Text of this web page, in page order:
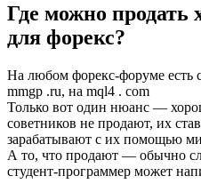
Где можно продать
для форекс?
На любом форекс-форуме есть
mmgp .ru, на mql4 . com
Только вот один нюанс —
советников не продают, их
зарабатывают с их помощью
А то, что продают — обычно
студент-программер может